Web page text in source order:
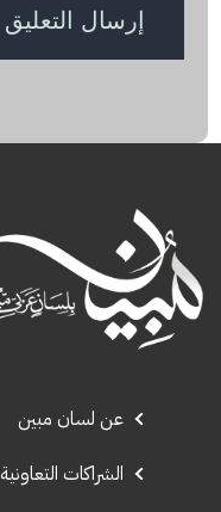
عن لسان مبين
الشراكات التعاونية